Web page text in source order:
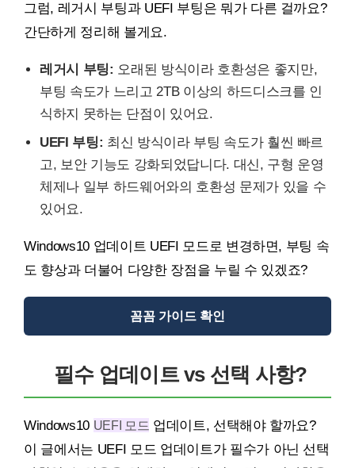
그럼, 레거시 부팅과 UEFI 부팅은 뭐가 다른 걸까요?
간단하게 정리해 볼게요.
레거시 부팅: 오래된 방식이라 호환성은 좋지만,
부팅 속도가 느리고 2TB 이상의 하드디스크를 인
식하지 못하는 단점이 있어요.
UEFI 부팅: 최신 방식이라 부팅 속도가 훨씬 빠르
고, 보안 기능도 강화되었답니다. 대신, 구형 운영
체제나 일부 하드웨어와의 호환성 문제가 있을 수
있어요.
Windows10 업데이트 UEFI 모드로 변경하면, 부팅 속
도 향상과 더불어 다양한 장점을 누릴 수 있겠죠?
꼼꼼 가이드 확인
필수 업데이트 vs 선택 사항?
Windows10 UEFI 모드 업데이트, 선택해야 할까요?
이 글에서는 UEFI 모드 업데이트가 필수가 아닌 선택